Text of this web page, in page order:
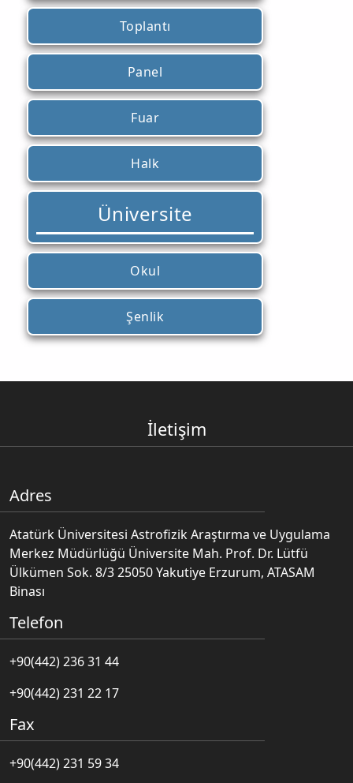
Toplantı
Panel
Fuar
Halk
Üniversite
Okul
Şenlik
İletişim
Adres
Atatürk Üniversitesi Astrofizik Araştırma ve Uygulama
Merkez Müdürlüğü Üniversite Mah. Prof. Dr. Lütfü
Ülkümen Sok. 8/3 25050 Yakutiye Erzurum, ATASAM
Binası
Telefon
+90(442) 236 31 44
+90(442) 231 22 17
Fax
+90(442) 231 59 34